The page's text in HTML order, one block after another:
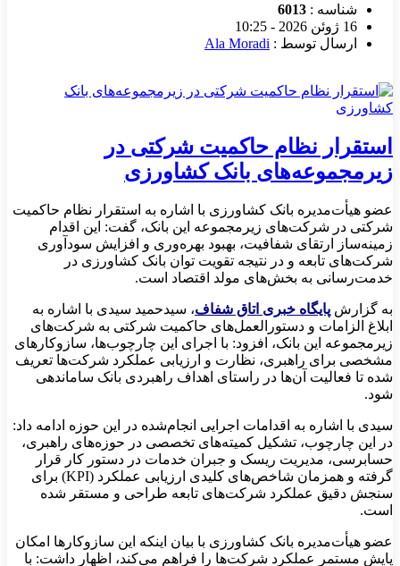
شناسه : 6013
16 ژوئن 2026 - 10:25
ارسال توسط : Ala Moradi
استقرار نظام حاکمیت شرکتی در
زیرمجموعه‌های بانک کشاورزی
عضو هیأت‌مدیره بانک کشاورزی با اشاره به استقرار نظام حاکمیت
شرکتی در شرکت‌های زیرمجموعه این بانک، گفت: این اقدام
زمینه‌ساز ارتقای شفافیت، بهبود بهره‌وری و افزایش سودآوری
شرکت‌های تابعه و در نتیجه تقویت توان بانک کشاورزی در
خدمت‌رسانی به بخش‌های مولد اقتصاد است.
به گزارش پایگاه خبری اتاق شفاف، سیدحمید سیدی با اشاره به
ابلاغ الزامات و دستورالعمل‌های حاکمیت شرکتی به شرکت‌های
زیرمجموعه این بانک، افزود: با اجرای این چارچوب‌ها، سازوکارهای
مشخصی برای راهبری، نظارت و ارزیابی عملکرد شرکت‌ها تعریف
شده تا فعالیت آن‌ها در راستای اهداف راهبردی بانک ساماندهی
شود.
سیدی با اشاره به اقدامات اجرایی انجام‌شده در این حوزه ادامه داد:
در این چارچوب، تشکیل کمیته‌های تخصصی در حوزه‌های راهبری،
حسابرسی، مدیریت ریسک و جبران خدمات در دستور کار قرار
گرفته و همزمان شاخص‌های کلیدی ارزیابی عملکرد (KPI) برای
سنجش دقیق عملکرد شرکت‌های تابعه طراحی و مستقر شده
است.
عضو هیأت‌مدیره بانک کشاورزی با بیان اینکه این سازوکارها امکان
پایش مستمر عملکرد شرکت‌ها را فراهم می‌کند، اظهار داشت: با